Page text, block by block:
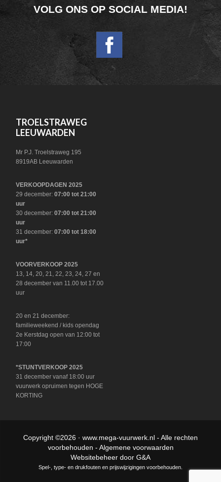
FOOTER
WIDGET
HEADER
SOCIAL
VOLG ONS OP SOCIAL MEDIA!
TROELSTRAWEG
LEEUWARDEN
Mr P.J. Troelstraweg 195
8919AB Leeuwarden
VERKOOPDAGEN 2025
29 december:07:00 tot 21:00
uur
30 december:07:00 tot 21:00
uur
31 december:07:00 tot 18:00
uur*
VOORVERKOOP 2025
13, 14, 20, 21, 22, 23, 24, 27 en
28 december van 11.00 tot 17.00
uur
20 en 21 december:
familieweekend / kids opendag
2e Kerstdag open van 12:00 tot
17:00
*STUNTVERKOOP 2025
31 december vanaf 18:00 uur
vuurwerk opruimen tegen HOGE
KORTING
Copyright ©2026 · www.mega-vuurwerk.nl - Alle rechten
voorbehouden - Algemene voorwaarden
Websitebeheer door G&A
Spel-, type- en drukfouten en prijswijzigingen voorbehouden.